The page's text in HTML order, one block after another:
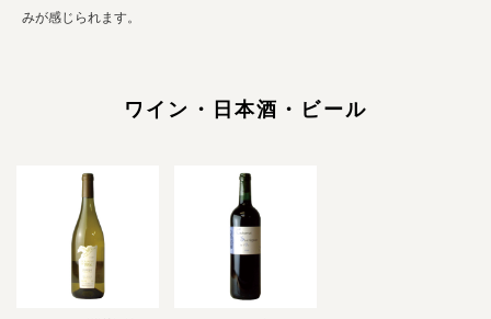
みが感じられます。
ワイン・日本酒・ビール